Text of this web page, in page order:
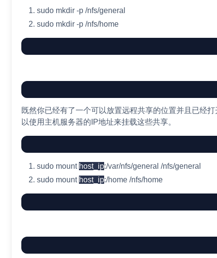
sudo mkdir -p /nfs/general
sudo mkdir -p /nfs/home
既然你已经有了一个可以放置远程共享的位置并且已经
以使用主机服务器的IP地址来挂载这些共享。
sudo mount host_ip:/var/nfs/general /nfs/general
sudo mount host_ip:/home /nfs/home